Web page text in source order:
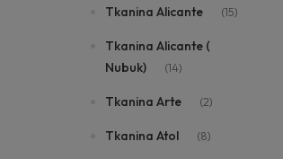
Tkanina Alicante (15)
Tkanina Alicante (
Nubuk)
(14)
Tkanina Arte (2)
Tkanina Atol (8)